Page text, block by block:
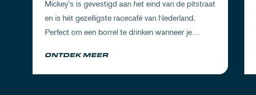
Mickey's is gevestigd aan het eind van de pitstraat
en is hét gezelligste racecafé van Nederland.
Perfect om een borrel te drinken wanneer je
na een dag vol inspanning.
ONTDEK MEER